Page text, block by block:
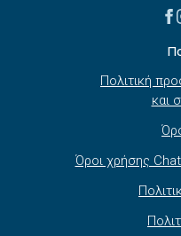
Πολιτική
και
Όροι χρήσης